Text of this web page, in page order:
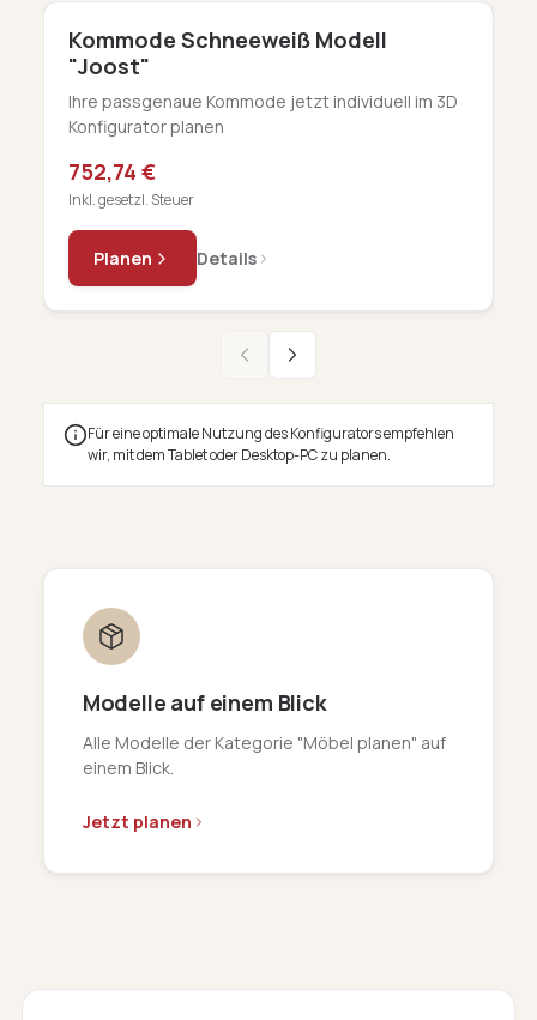
Kommode Schneeweiß Modell
"Joost"
Ihre passgenaue Kommode jetzt individuell im 3D
Konfigurator planen
752,74 €
Inkl. gesetzl. Steuer
Planen Details
Für eine optimale Nutzung des Konfigurators empfehlen
wir, mit dem Tablet oder Desktop-PC zu planen.
Modelle auf einem Blick
Alle Modelle der Kategorie "Möbel planen" auf
einem Blick.
Jetzt planen